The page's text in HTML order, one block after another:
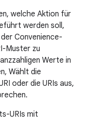
welche Aktion für
werden soll,
Convenience-
Muster zu
Werte in
Wählt die
oder die URIs aus,
URIs mit